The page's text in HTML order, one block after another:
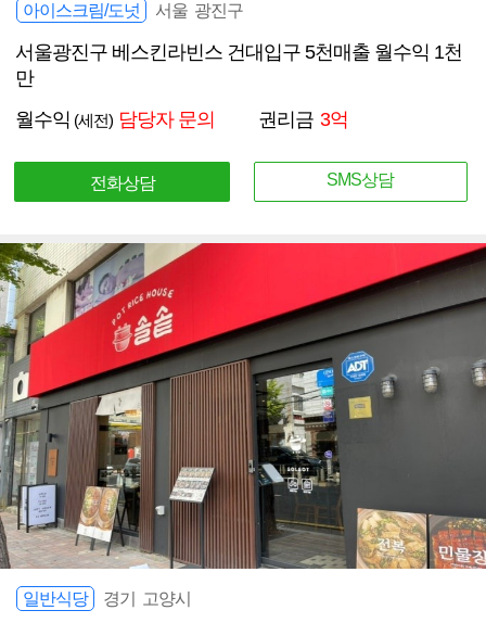
아이스크림/도넛 서울 광진구
서울광진구 베스킨라빈스 건대입구 5천매출 월수익 1천
만
월수익 (세전) 담당자 문의 권리금 3억
전화상담 SMS상담
일반식당 경기 고양시